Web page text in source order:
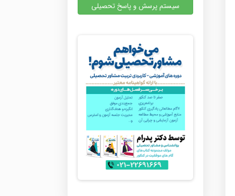
سیستم پرسش و پاسخ تحصیلی